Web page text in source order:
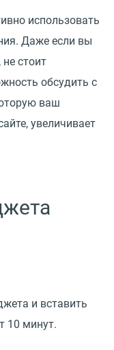
использовать
Даже если вы
стоит
обсудить с
ваш
увеличивает
и вставить
10 минут.